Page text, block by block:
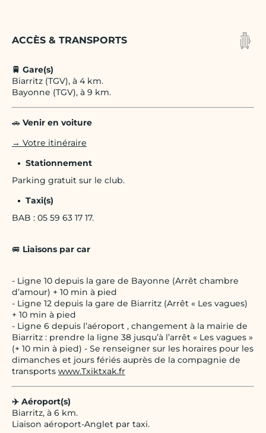
ACCÈS & TRANSPORTS
🚆 Gare(s)
Biarritz (TGV), à 4 km.
Bayonne (TGV), à 9 km.
🚗 Venir en voiture
→ Votre itinéraire
Stationnement
Parking gratuit sur le club.
Taxi(s)
BAB : 05 59 63 17 17.
🚐 Liaisons par car
- Ligne 10 depuis la gare de Bayonne (Arrêt chambre
d’amour) + 10 min à pied
- Ligne 12 depuis la gare de Biarritz (Arrêt « Les vagues)
+ 10 min à pied
- Ligne 6 depuis l’aéroport , changement à la mairie de
Biarritz : prendre la ligne 38 jusqu’à l’arrêt « Les vagues »
(+ 10 min à pied) - Se renseigner sur les horaires pour les
dimanches et jours fériés auprès de la compagnie de
transports www.Txiktxak.fr
✈️ Aéroport(s)
Biarritz, à 6 km.
Liaison aéroport-Anglet par taxi.